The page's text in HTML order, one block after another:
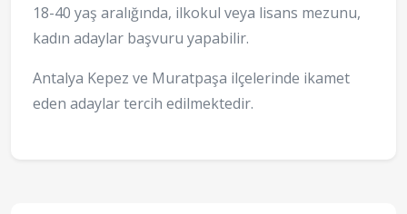
18-40 yaş aralığında, ilkokul veya lisans mezunu,
kadın adaylar başvuru yapabilir.
Antalya Kepez ve Muratpaşa ilçelerinde ikamet
eden adaylar tercih edilmektedir.